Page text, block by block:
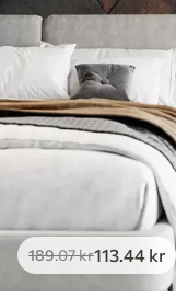
189.07kr113 .44 kr